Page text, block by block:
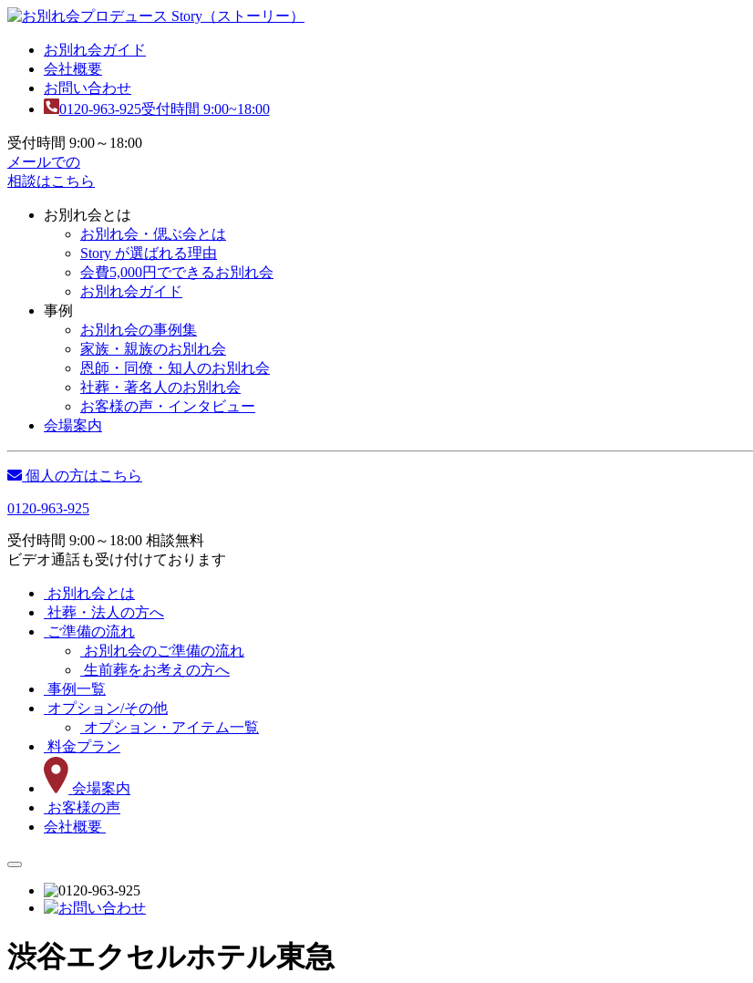
お別れ会ガイド
会社概要
お問い合わせ
0120-963-925受付時間 9:00~18:00
受付時間 9:00～18:00
メールでの
相談はこちら
お別れ会とは
お別れ会・偲ぶ会とは
Story が選ばれる理由
会費5,000円でできるお別れ会
お別れ会ガイド
事例
お別れ会の事例集
家族・親族のお別れ会
恩師・同僚・知人のお別れ会
社葬・著名人のお別れ会
お客様の声・インタビュー
会場案内
個人の方はこちら
0120-963-925
受付時間 9:00～18:00 相談無料
ビデオ通話も受け付けております
お別れ会とは
社葬・法人の方へ
ご準備の流れ
お別れ会のご準備の流れ
生前葬をお考えの方へ
事例一覧
オプション/その他
オプション・アイテム一覧
料金プラン
会場案内
お客様の声
会社概要
渋谷エクセルホテル東急